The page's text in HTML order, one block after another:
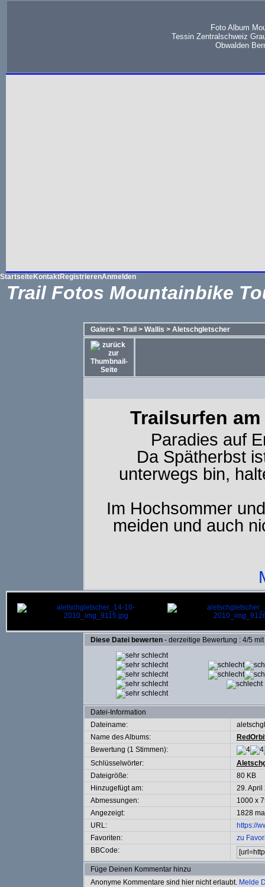
Foto Album
Tessin Zentralschweiz
Obwalden
StartseiteKontaktRegistrierenAnmelden
Trail Fotos Mountainbike
Galerie> Trail > Wallis > Aletschgletscher
Trailsurfen
Paradies auf
Da Spätherbst
unterwegs bin,
Im Hochsommer
meiden und auch
Diese Datei bewerten- derzeitige Bewertung : 4/5 mit
Datei-Information
Dateiname:
Name des Albums:
Bewertung (1 Stimmen):
Schlüsselwörter:
Dateigröße:
80 KB
Hinzugefügt am:
29. April
Abmessungen:
1000 x
Angezeigt:
1828
URL:
https://
Favoriten:
zu
BBCode:
Füge Deinen Kommentar hinzu
Anonyme Kommentare sind hier nicht erlaubt. Melde